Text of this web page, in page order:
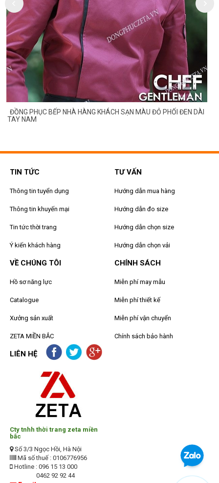
ĐỒNG PHỤC BẾP NHÀ HÀNG KHÁCH SẠN MÀU ĐỎ PHỐI ĐEN DÀI
TAY NAM
TIN TỨC
Thông tin tuyển dụng
Thông tin khuyến mại
Tin tức thời trang
Ý kiến khách hàng
TƯ VẤN
Hướng dẫn mua hàng
Hướng dẫn đo size
Hướng dẫn chọn size
Hướng dẫn chọn vải
VỀ CHÚNG TÔI
Hồ sơ năng lực
Catalogue
Xưởng sản xuất
ZETA MIỀN BẮC
CHÍNH SÁCH
Miễn phí may mẫu
Miễn phí thiết kế
Miễn phí vận chuyển
Chính sách bảo hành
LIÊN HỆ
Cty tnhh thời trang zeta miền
bắc
Số 3/3 Ngọc Hồi, Hà Nội
Mã số thuế : 0106776956
Hotline : 096 15 13 000
0462 92 92 44